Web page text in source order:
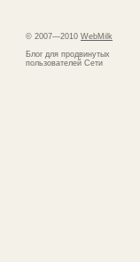
© 2007—2010 WebMilk
Блог для продвинутых
пользователей Сети